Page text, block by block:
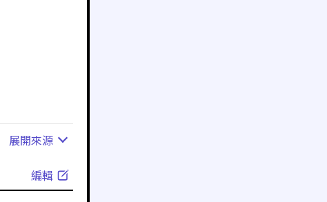
展開來源
編輯